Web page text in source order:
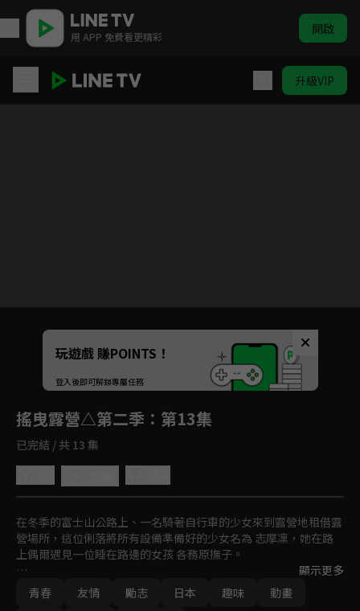
用 APP 免費看更精彩 開啟
升級VIP
Unmute
如有不便請見諒
玩遊戲 賺POINTS！
登入後即可解鎖專屬任務
搖曳露營△第二季 ：第13集
已完結 / 共 13 集
在冬季的富士山公路上、一名騎著自行車的少女來到露營地租借露
營場所，這位俐落將所有設備準備好的少女名為 志摩凜，她在路
上偶爾遇見一位睡在路邊的女孩 各務原撫子。
凜意外中幫助天然呆少女 撫子，後來在學校巧合碰見 撫子，一場
專屬於少女的野營物語也就此開幕！
顯示更多
青春
友情 勵志 日本 趣味
動畫